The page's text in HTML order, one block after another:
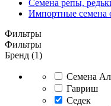
Семена репы,
Импортные семена
Фильтры
Фильтры
Бренд (1)
Семена
Гавриш
Седек